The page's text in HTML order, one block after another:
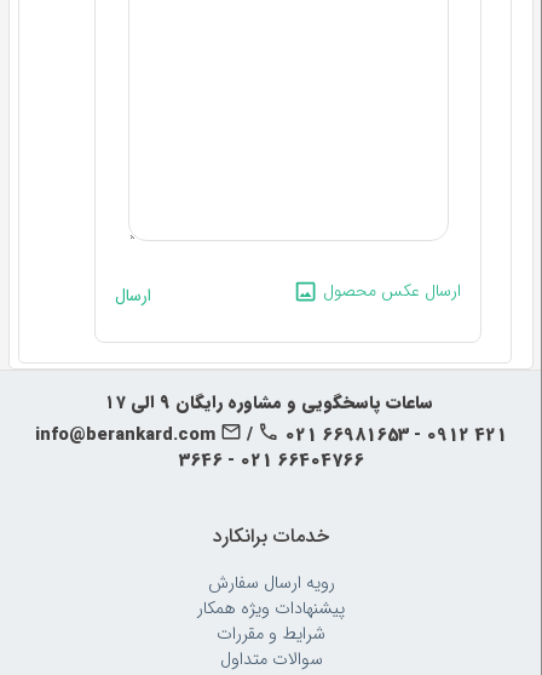
ارسال عکس محصول ارسال
‍‍ ساعات پاسخگویی و مشاوره رایگان ۹ الی ۱۷
info@berankard.com
/
021 66981653 - 0912 421
3646 - 021 66404766
خدمات برانکارد
رویه‌ ارسال سفارش
پیشنهادات ویژه همکار
شرایط و مقررات
سوالات متداول